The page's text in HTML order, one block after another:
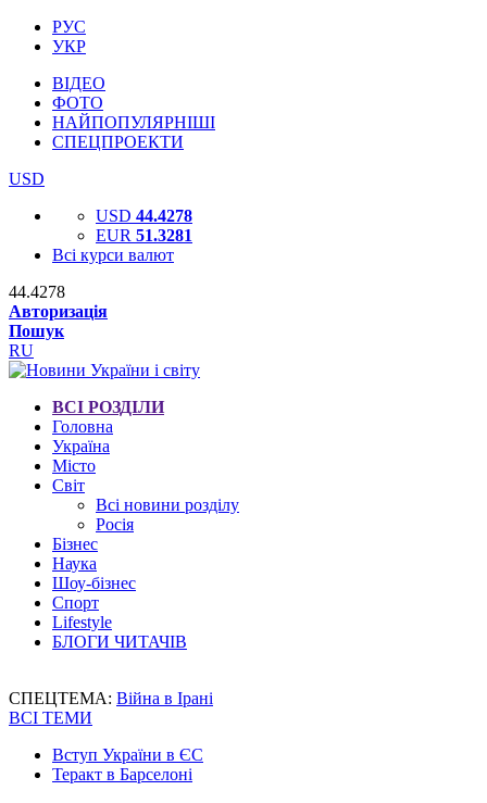
РУС
УКР
ВІДЕО
ФОТО
НАЙПОПУЛЯРНІШІ
СПЕЦПРОЕКТИ
USD
USD 44.4278
EUR 51.3281
Всі курси валют
44.4278
Авторизація
Пошук
RU
ВСІ РОЗДІЛИ
Головна
Україна
Місто
Світ
Всі новини розділу
Росія
Бізнес
Наука
Шоу-бізнес
Спорт
Lifestyle
БЛОГИ ЧИТАЧІВ
СПЕЦТЕМА: Війна в Ірані
ВСІ ТЕМИ
Вступ України в ЄС
Теракт в Барселоні